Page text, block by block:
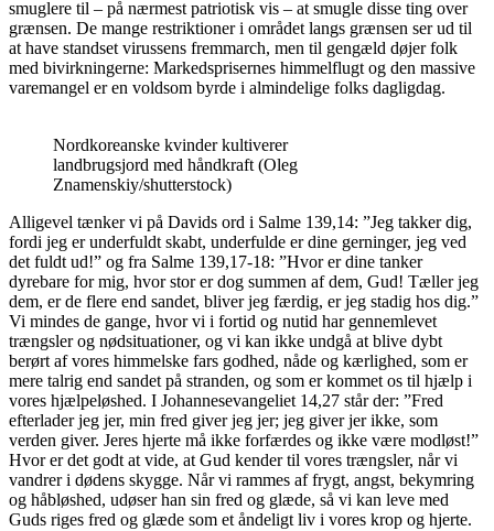
smuglere til – på nærmest patriotisk vis – at smugle disse ting over
grænsen. De mange restriktioner i området langs grænsen ser ud til
at have standset virussens fremmarch, men til gengæld døjer folk
med bivirkningerne: Markedsprisernes himmelflugt og den massive
varemangel er en voldsom byrde i almindelige folks dagligdag.
Nordkoreanske kvinder kultiverer
landbrugsjord med håndkraft (Oleg
Znamenskiy/shutterstock)
Alligevel tænker vi på Davids ord i Salme 139,14: ”Jeg takker dig,
fordi jeg er underfuldt skabt, underfulde er dine gerninger, jeg ved
det fuldt ud!” og fra Salme 139,17-18: ”Hvor er dine tanker
dyrebare for mig, hvor stor er dog summen af dem, Gud! Tæller jeg
dem, er de flere end sandet, bliver jeg færdig, er jeg stadig hos dig.”
Vi mindes de gange, hvor vi i fortid og nutid har gennemlevet
trængsler og nødsituationer, og vi kan ikke undgå at blive dybt
berørt af vores himmelske fars godhed, nåde og kærlighed, som er
mere talrig end sandet på stranden, og som er kommet os til hjælp i
vores hjælpeløshed. I Johannesevangeliet 14,27 står der: ”Fred
efterlader jeg jer, min fred giver jeg jer; jeg giver jer ikke, som
verden giver. Jeres hjerte må ikke forfærdes og ikke være modløst!”
Hvor er det godt at vide, at Gud kender til vores trængsler, når vi
vandrer i dødens skygge. Når vi rammes af frygt, angst, bekymring
og håbløshed, udøser han sin fred og glæde, så vi kan leve med
Guds riges fred og glæde som et åndeligt liv i vores krop og hjerte.